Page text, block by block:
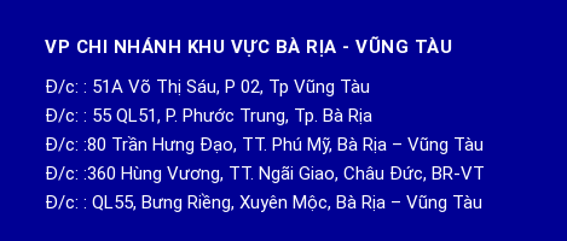
VP CHI NHÁNH KHU VỰC BÀ RỊA - VŨNG TÀU
Đ/c: : 51A Võ Thị Sáu, P 02, Tp Vũng Tàu
Đ/c: : 55 QL51, P. Phước Trung, Tp. Bà Rịa
Đ/c: :80 Trần Hưng Đạo, TT. Phú Mỹ, Bà Rịa – Vũng Tàu
Đ/c: :360 Hùng Vương, TT. Ngãi Giao, Châu Đức, BR-VT
Đ/c: : QL55, Bưng Riềng, Xuyên Mộc, Bà Rịa – Vũng Tàu